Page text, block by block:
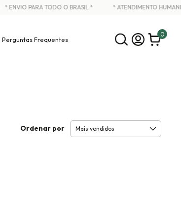
* ENVIO PARA TODO O BRASIL * * ATENDIMENTO
Perguntas Frequentes
0
Ordenar por